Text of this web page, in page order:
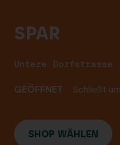
SPAR
Untere Dorfstrasse
GEÖFFNET Schließt
SHOP WÄHLEN